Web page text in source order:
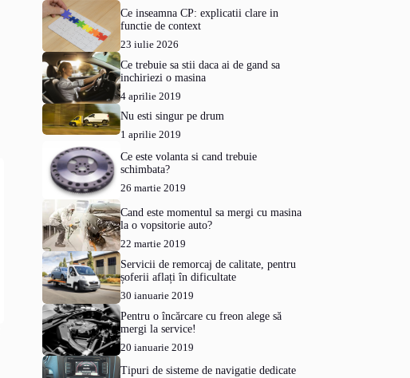
Ce inseamna CP: explicatii clare in
functie de context
23 iulie 2026
Ce trebuie sa stii daca ai de gand sa
inchiriezi o masina
4 aprilie 2019
Nu esti singur pe drum
1 aprilie 2019
Ce este volanta si cand trebuie
schimbata?
26 martie 2019
Cand este momentul sa mergi cu masina
la o vopsitorie auto?
22 martie 2019
Servicii de remorcaj de calitate, pentru
șoferii aflați în dificultate
30 ianuarie 2019
Pentru o încărcare cu freon alege să
mergi la service!
20 ianuarie 2019
Tipuri de sisteme de navigatie dedicate